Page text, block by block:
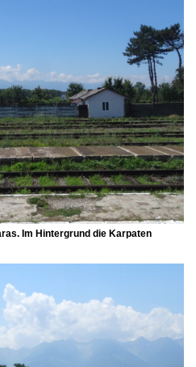
Im Hintergrund die Karpaten